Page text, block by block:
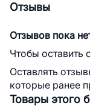
Товары этого
Отзывы
Отзывов пока
Чтобы оставить
Оставлять
которые ранее